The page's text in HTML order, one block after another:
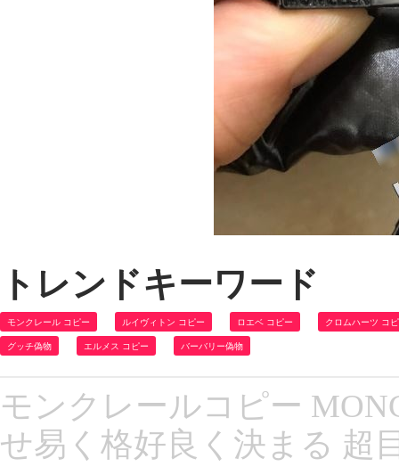
トレンドキーワード
モンクレール コピー ルイヴィトン コピー ロエベ コピー クロムハーツ コ
グッチ偽物 エルメス コピー バーバリー偽物
モンクレールコピー
せ易く格好良く決まる 超